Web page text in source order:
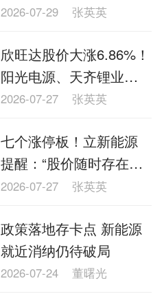
2026-07-29 张英英
欣旺达股价大涨6.86%！
阳光电源、天齐锂业拟
联手注资8.05亿元
2026-07-27 张英英
七个涨停板！立新能源
提醒：“股价随时存在快
速下跌风险”
2026-07-27 张英英
政策落地存卡点 新能源
就近消纳仍待破局
2026-07-24 董曙光